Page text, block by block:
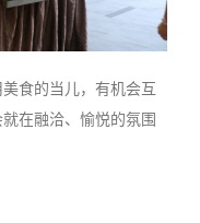
食的当儿，有机会互
在融洽、愉悦的氛围